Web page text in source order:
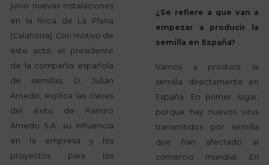
junio nuevas instalaciones
en la finca de La Plana
(Calahorra). Con motivo de
este acto, el presidente
de la compañía española
de semillas, D. Julián
Arnedo, explica las claves
del éxito de Ramiro
Arnedo S.A., su influencia
en la empresa y los
proyectos para los
¿Se refiere a que van a
empezar a producir la
semilla en España?
Vamos a producir la
semilla directamente en
España. En primer lugar,
porque hay nuevos virus
transmitidos por semilla
que han afectado al
comercio mundial. En